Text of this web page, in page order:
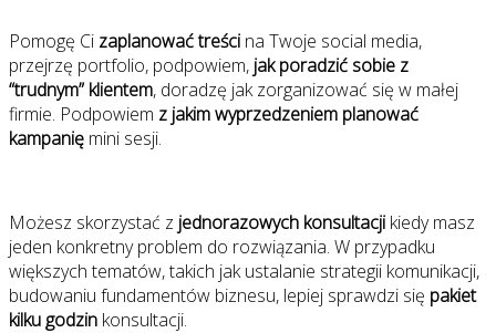
Pomogę Ci zaplanować treści na Twoje social media,
przejrzę portfolio, podpowiem, jak poradzić sobie z
“trudnym” klientem, doradzę jak zorganizować się w małej
firmie. Podpowiem z jakim wyprzedzeniem planować
kampanię mini sesji.
Możesz skorzystać z jednorazowych konsultacji kiedy masz
jeden konkretny problem do rozwiązania. W przypadku
większych tematów, takich jak ustalanie strategii komunikacji,
budowaniu fundamentów biznesu, lepiej sprawdzi się pakiet
kilku godzin konsultacji.